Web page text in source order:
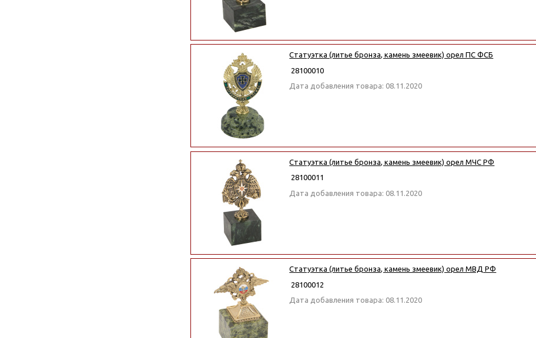
Статуэтка (литье бронза, камень змеевик) орел ПС ФСБ
28100010
Дата добавления товара: 08.11.2020
Статуэтка (литье бронза, камень змеевик) орел МЧС РФ
28100011
Дата добавления товара: 08.11.2020
Статуэтка (литье бронза, камень змеевик) орел МВД РФ
28100012
Дата добавления товара: 08.11.2020